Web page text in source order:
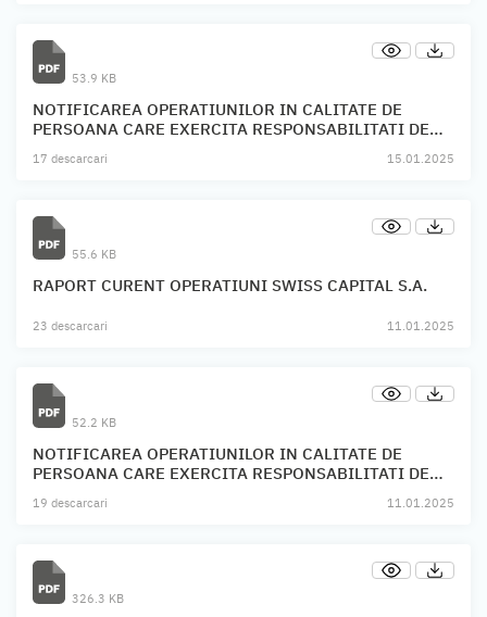
53.9 KB
NOTIFICAREA OPERATIUNILOR IN CALITATE DE
PERSOANA CARE EXERCITA RESPONSABILITATI DE
17 descarcari 15.01.2025
55.6 KB
RAPORT CURENT OPERATIUNI SWISS CAPITAL S.A.
23 descarcari 11.01.2025
52.2 KB
NOTIFICAREA OPERATIUNILOR IN CALITATE DE
PERSOANA CARE EXERCITA RESPONSABILITATI DE
19 descarcari 11.01.2025
326.3 KB